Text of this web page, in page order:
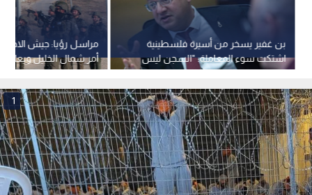
مراسل رؤيا: جيش
أمر شمال الخليل
لمدة 48 ساعة.. فيديو
بن غفير يسخر من أسيرة فلسطينية
اشتكت سوء المعاملة: "السجن ليس
فندقا"
1